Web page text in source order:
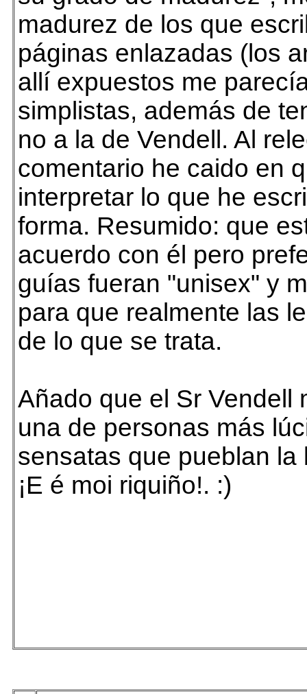
madurez de los que
páginas enlazadas (los
allí expuestos me
simplistas, además de
no a la de Vendell. Al
comentario he caido en
interpretar lo que he
forma. Resumido: que
acuerdo con él pero
guías fueran "unisex" y
para que realmente las
de lo que se trata.
Añado que el Sr Vendell
una de personas más
sensatas que pueblan la
¡E é moi riquiño!. :)